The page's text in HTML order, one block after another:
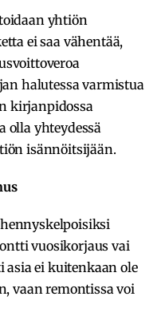
yhtiön
ei saa vähentää,
halutessa varmistua
kirjanpidossa
olla yhteydessä
isännöitsijään.
vuosikorjaus vai
asia ei kuitenkaan ole
vaan remontissa voi